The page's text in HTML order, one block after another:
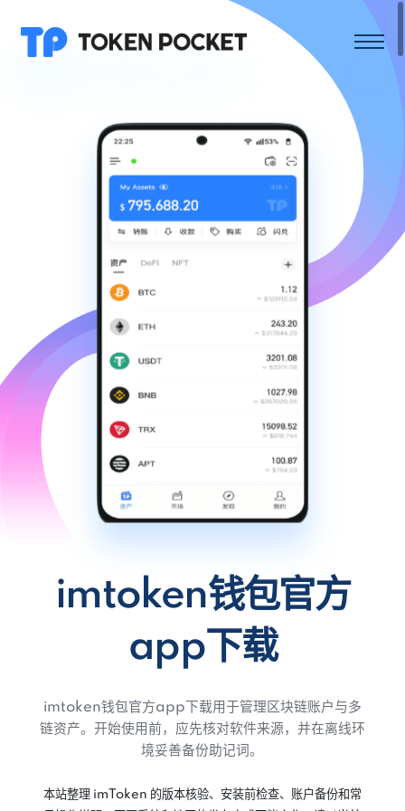
imtoken钱包官方
app下载
imtoken钱包官方app下载用于管理区块链账户与多
链资产。开始使用前，应先核对软件来源，并在离线环
境妥善备份助记词。
本站整理 imToken 的版本核验、安装前检查、账户备份和常